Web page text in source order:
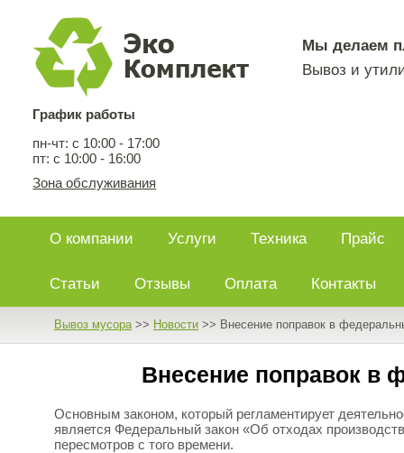
Мы делаем
Вывоз и
График работы
пн-чт: c 10:00 - 17:00
пт: c 10:00 - 16:00
Зона обслуживания
О компании Услуги Техника Прайс
Статьи Отзывы Оплата Контакты
Вывоз мусора>> Новости >> Внесение поправок в
Внесение поправок в
Основным законом, который регламентирует
является Федеральный закон «Об отходах
пересмотров с того времени.